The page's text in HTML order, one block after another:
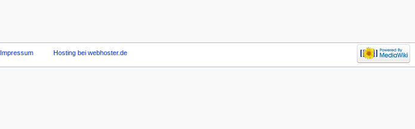
Impressum Hosting bei webhoster.de